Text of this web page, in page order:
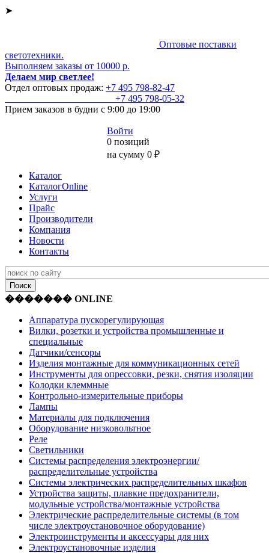
➤
Оптовые поставки
светотехники.
Выполняем заказы от 10000 р.
Делаем мир светлее!
Отдел оптовых продаж: +7 495 798-82-47
+7 495 798-05-32
Прием заказов в будни с 9:00 до 19:00
Войти
0 позиций
на сумму 0 ₽
Каталог
КаталогOnline
Услуги
Прайс
Производители
Компания
Новости
Контакты
������� ONLINE
Аппаратура пускорегулирующая
Вилки, розетки и устройства промышленные и
специальные
Датчики/сенсоры
Изделия монтажные для коммуникационных сетей
Инструменты для опрессовки, резки, снятия изоляции
Колодки клеммные
Контрольно-измерительные приборы
Лампы
Материалы для подключения
Оборудование низковольтное
Реле
Светильники
Системы распределения электроэнергии/
распределительные устройства
Системы электрических распределительных шкафов
Устройства защиты, плавкие предохранители,
модульные устройства/монтажные устройства
Электрические распределительные системы (в том
числе электроустановочное оборудование)
Электроинструменты и аксессуары для них
Электроустановочные изделия